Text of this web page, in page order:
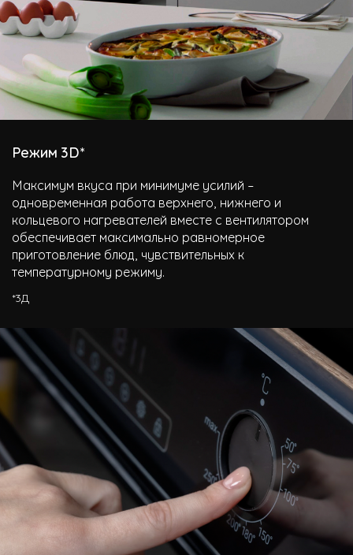
Режим 3D*
Максимум вкуса при минимуме усилий –
одновременная работа верхнего, нижнего и
кольцевого нагревателей вместе с вентилятором
обеспечивает максимально равномерное
приготовление блюд, чувствительных к
температурному режиму.
*3Д